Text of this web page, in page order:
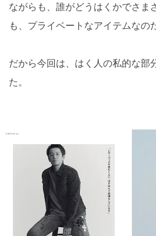
ながらも、誰がどうはくかでさま
も、プライベートなアイテムなの
だから今回は、はく人の私的な部
た。